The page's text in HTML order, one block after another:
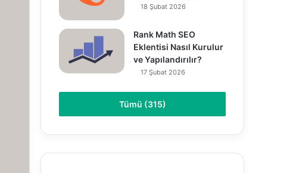
18 Şubat 2026
Rank Math SEO
Eklentisi Nasıl Kurulur
ve Yapılandırılır?
17 Şubat 2026
Tümü (315)